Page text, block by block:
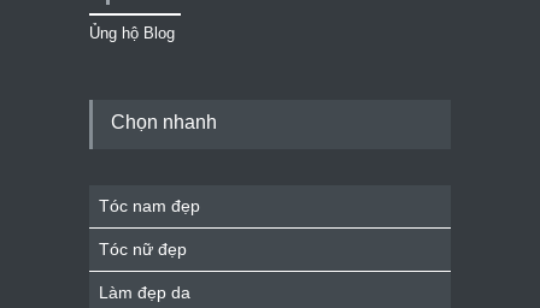
Ủng hộ Blog
Chọn nhanh
Tóc nam đẹp
Tóc nữ đẹp
Làm đẹp da